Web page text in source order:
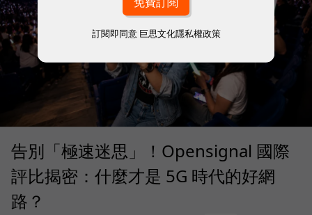
告別「極速迷思」！Opensignal 國際
評比揭密：什麼才是 5G 時代的好網
路？
訂閱即同意 巨思文化隱私權政策